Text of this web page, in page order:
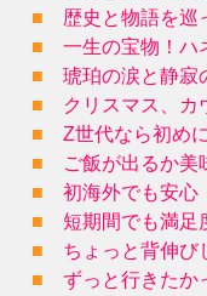
■
歴史と物語を巡
■
一生の宝物！ハ
■
琥珀の涙と静寂
■
クリスマス、カ
■
Z世代なら初め
■
ご飯が出るか美
■
初海外でも安心
■
短期間でも満足
■
ちょっと背伸び
■
ずっと行きたか